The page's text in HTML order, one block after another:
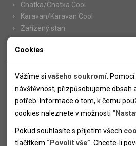
Chatka/Chatka Cool
Karavan/Karavan Cool
Zařízený stan
Informace
Novinky
Kolektivy
SUPER FIRST MINUTE
Informace k letním pobytům
Informace o letecké dopravě
Cookies
Vážíme si vašeho soukromí . Pomocí
návštěvnost, přizpůsobujeme obsah
potřeb. Informace o tom, k čemu
cookies naleznete v možnosti
Pokud souhlasíte s přijetím všech
tlačítkem “Povolit vše” . Chcete-li
Nutné cookies pomáhají, aby byla
tak, že umožní základní funkce jako
přístup k zabezpečeným sekcím
stránka nemůže správně fungovat
Analytické cookies